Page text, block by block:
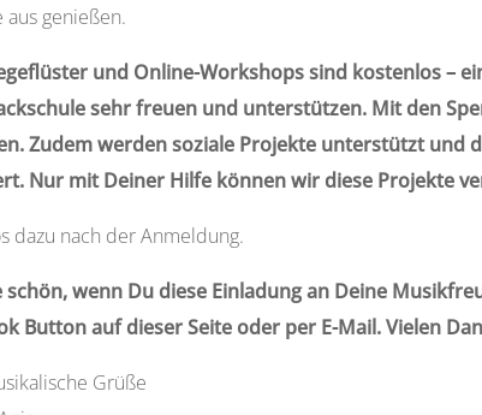
aus genießen.
und Online-Workshops sind kostenlos –
sehr freuen und unterstützen. Mit den
Zudem werden soziale Projekte unterstützt und
Nur mit Deiner Hilfe können wir diese Projekte
dazu nach der Anmeldung.
schön, wenn Du diese Einladung an Deine
Button auf dieser Seite oder per E-Mail. Vielen
Grüße